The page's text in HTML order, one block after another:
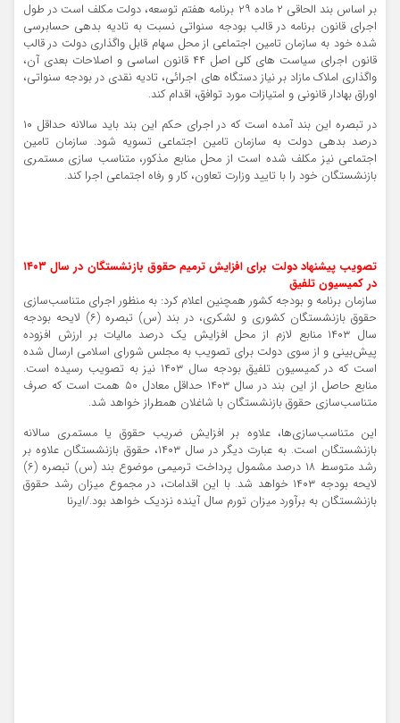
بر اساس بند الحاقی ۲ ماده ۲۹ برنامه هفتم توسعه، دولت مکلف است در طول
اجرای قانون برنامه در قالب بودجه سنواتی نسبت به تادیه بدهی حسابرسی
شده خود به سازمان تامین اجتماعی از محل سهام قابل واگذاری دولت در قالب
قانون اجرای سیاست های کلی اصل ۴۴ قانون اساسی و اصلاحات بعدی آن،
واگذاری املاک مازاد بر نیاز دستگاه های اجرائی، تادیه نقدی در بودجه سنواتی،
اوراق بهادار قانونی و امتیازات مورد توافق، اقدام کند.
در تبصره این بند آمده است که در اجرای حکم این بند باید سالانه حداقل ۱۰
درصد بدهی دولت به سازمان تامین اجتماعی تسویه شود. سازمان تامین
اجتماعی نیز مکلف شده است از محل منابع مذکور، متناسب سازی مستمری
بازنشستگان خود را با تایید وزارت تعاون، کار و رفاه اجتماعی اجرا کند.
تصویب پیشنهاد دولت برای افزایش ترمیم حقوق بازنشستگان در سال ۱۴۰۳
در کمیسیون تلفیق
سازمان برنامه و بودجه کشور همچنین اعلام کرد: به منظور اجرای متناسب‌سازی
حقوق بازنشستگان کشوری و لشکری، در بند (س) تبصره (۶) لایحه بودجه
سال ۱۴۰۳ منابع لازم از محل افزایش یک درصد مالیات بر ارزش افزوده
پیش‌بینی و از سوی دولت برای تصویب به مجلس شورای اسلامی ارسال شده
است که در کمیسیون تلفیق بودجه سال ۱۴۰۳ نیز به تصویب رسیده است.
منابع حاصل از این بند در سال ۱۴۰۳ حداقل معادل ۵۰ همت است که صرف
متناسب‌سازی حقوق بازنشستگان با شاغلان همطراز خواهد شد.
این متناسب‌سازی‌ها، علاوه بر افزایش ضریب حقوق یا مستمری سالانه
بازنشستگان است. به عبارت دیگر در سال ۱۴۰۳، حقوق بازنشستگان علاوه بر
رشد متوسط ۱۸ درصد مشمول پرداخت ترمیمی موضوع بند (س) تبصره (۶)
لایحه بودجه ۱۴۰۳ خواهد شد. با این اقدامات، در مجموع میزان رشد حقوق
بازنشستگان به برآورد میزان تورم سال آینده نزدیک خواهد بود./ایرنا